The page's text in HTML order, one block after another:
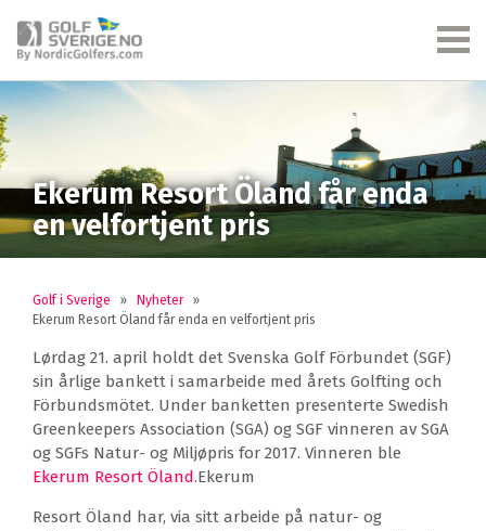
Ekerum Resort Öland får enda
en velfortjent pris
Golf i Sverige » Nyheter
»
Ekerum Resort Öland får enda en velfortjent pris
Lørdag 21. april holdt det Svenska Golf Förbundet (SGF)
sin årlige bankett i samarbeide med årets Golfting och
Förbundsmötet. Under banketten presenterte Swedish
Greenkeepers Association (SGA) og SGF vinneren av SGA
og SGFs Natur- og Miljøpris for 2017. Vinneren ble
Ekerum Resort Öland.Ekerum
Resort Öland har, via sitt arbeide på natur- og